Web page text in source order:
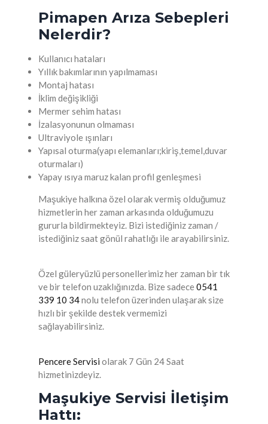
Pimapen Arıza Sebepleri
Nelerdir?
Kullanıcı hataları
Yıllık bakımlarının yapılmaması
Montaj hatası
İklim değişikliği
Mermer sehim hatası
İzalasyonunun olmaması
Ultraviyole ışınları
Yapısal oturma(yapı elemanları;kiriş,temel,duvar
oturmaları)
Yapay ısıya maruz kalan profil genleşmesi
Maşukiye halkına özel olarak vermiş olduğumuz
hizmetlerin her zaman arkasında olduğumuzu
gururla bildirmekteyiz. Bizi istediğiniz zaman /
istediğiniz saat gönül rahatlığı ile arayabilirsiniz.
Özel güleryüzlü personellerimiz her zaman bir tık
ve bir telefon uzaklığınızda. Bize sadece0541
339 10 34nolu telefon üzerinden ulaşarak size
hızlı bir şekilde destek vermemizi
sağlayabilirsiniz.
Pencere Servisi olarak 7 Gün 24 Saat
hizmetinizdeyiz.
Maşukiye Servisi İletişim
Hattı: